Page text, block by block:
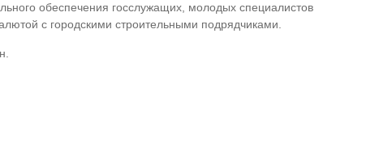
обеспечения госслужащих, молодых специалистов
с городскими строительными подрядчиками.